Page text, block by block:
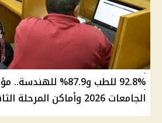
92.8% للطب و87.9%
الجامعات 2026 وأماكن المرحلة الثانية